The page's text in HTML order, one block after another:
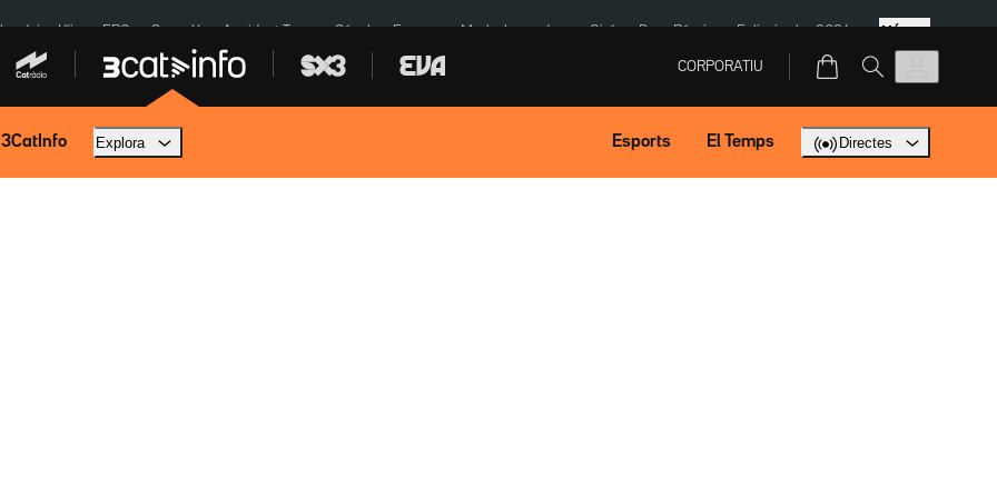
Kíiv ERC SpaceX Accident Tona Sánchez Europa Marlaska Jaume Giró Dron Rússia Eclipsi solar 2026 Més
CORPORATIU
3CatInfo Explora Esports El Temps Directes